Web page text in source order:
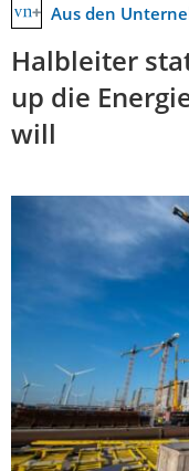
Aus den
Halbleiter
up die
will